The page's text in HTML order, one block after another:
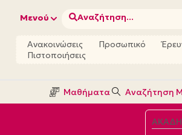
Μενού Αναζήτηση...
Ανακοινώσεις Προσωπικό
Πιστοποιήσεις
Μαθήματα Αναζήτηση